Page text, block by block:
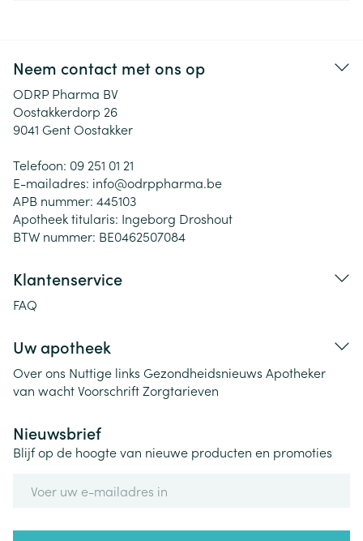
Neem contact met ons op
ODRP Pharma BV
Oostakkerdorp 26
9041 Gent Oostakker
Telefoon: 09 251 01 21
E-mailadres: info@odrppharma.be
APB nummer: 445103
Apotheek titularis: Ingeborg Droshout
BTW nummer: BE0462507084
Klantenservice
FAQ
Uw apotheek
Over ons Nuttige links Gezondheidsnieuws Apotheker
van wachtVoorschriftZorgtarieven
Nieuwsbrief
Blijf op de hoogte van nieuwe producten en promoties